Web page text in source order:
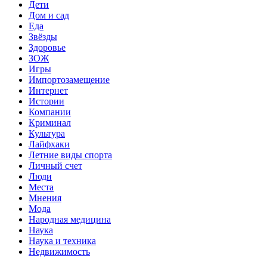
Дети
Дом и сад
Еда
Звёзды
Здоровье
ЗОЖ
Игры
Импортозамещение
Интернет
Истории
Компании
Криминал
Культура
Лайфхаки
Летние виды спорта
Личный счет
Люди
Места
Мнения
Мода
Народная медицина
Наука
Наука и техника
Недвижимость